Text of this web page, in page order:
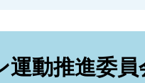
運動推進委員